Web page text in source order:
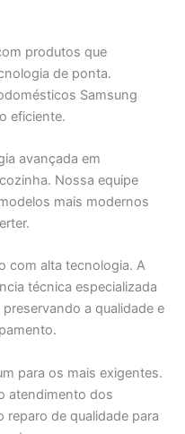
produtos que
de ponta.
Samsung
eficiente.
avançada em
Nossa equipe
mais modernos
com alta tecnologia. A
técnica especializada
a qualidade e
para os mais exigentes.
atendimento dos
de qualidade para